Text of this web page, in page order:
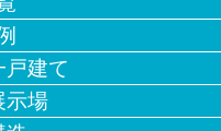
戸建て
示場